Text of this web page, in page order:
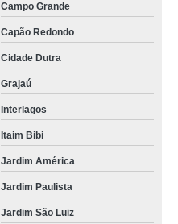
Campo Grande
Capão Redondo
Cidade Dutra
Grajaú
Interlagos
Itaim Bibi
Jardim América
Jardim Paulista
Jardim São Luiz